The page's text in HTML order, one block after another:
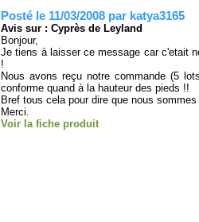
Posté le 11/03/2008 par katya3165
Avis sur : Cyprès de Leyland
Bonjour,
Je tiens à laisser ce message car c'etait
!
Nous avons reçu notre commande (5
conforme quand à la hauteur des pieds !!
Bref tous cela pour dire que nous
Merci.
Voir la fiche produit